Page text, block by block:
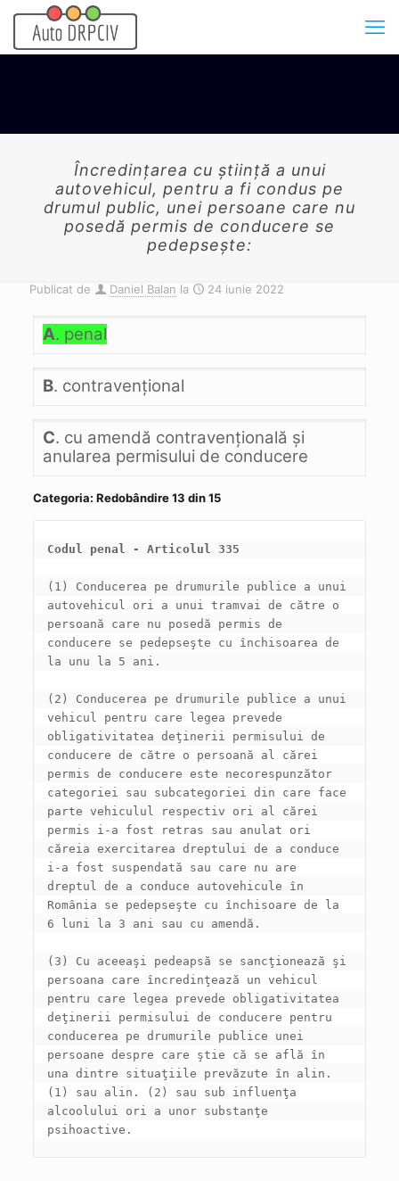
Încredinţarea cu ştiinţă a unui
autovehicul, pentru a fi condus pe
drumul public, unei persoane care nu
posedă permis de conducere se
pedepseşte:
Publicat de Daniel Balan la 24 iunie 2022
A. penal
B. contravenţional
C. cu amendă contravenţională şi
anularea permisului de conducere
Categoria: Redobândire 13 din 15
Codul penal - Articolul 335
(1) Conducerea pe drumurile publice a unui
autovehicul ori a unui tramvai de către o
persoană care nu posedă permis de
conducere se pedepseşte cu închisoarea de
(2) Conducerea pe drumurile publice a unui
vehicul pentru care legea prevede
obligativitatea deţinerii permisului de
conducere de către o persoană al cărei
permis de conducere este necorespunzător
categoriei sau subcategoriei din care face
parte vehiculul respectiv ori al cărei
permis i-a fost retras sau anulat ori
căreia exercitarea dreptului de a conduce
i-a fost suspendată sau care nu are
dreptul de a conduce autovehicule în
România se pedepseşte cu închisoare de la
(3) Cu aceeaşi pedeapsă se sancţionează şi
persoana care încredinţează un vehicul
pentru care legea prevede obligativitatea
deţinerii permisului de conducere pentru
conducerea pe drumurile publice unei
persoane despre care ştie că se află în
una dintre situaţiile prevăzute în alin.
(1) sau alin. (2) sau sub influenţa
alcoolului ori a unor substanţe
psihoactive.